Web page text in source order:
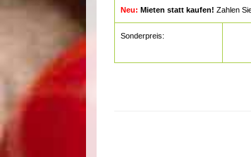
Neu: Mieten statt kaufen! Zahlen
Sonderpreis: